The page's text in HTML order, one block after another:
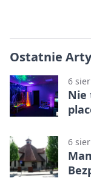
Ostatnie
6
Nie
6